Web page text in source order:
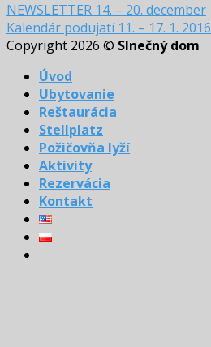
NEWSLETTER 14. – 20. december
Kalendár podujatí 11. – 17. 1. 2016
Copyright 2026 © Slnečný dom
Úvod
Ubytovanie
Reštaurácia
Stellplatz
Požičovňa lyží
Aktivity
Rezervácia
Kontakt